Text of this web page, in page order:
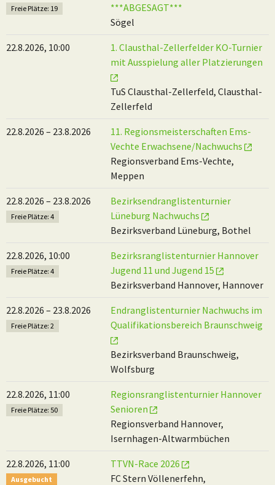
Freie Plätze: 19
***ABGESAGT***
Sögel
22.8.2026, 10:00
1. Clausthal-Zellerfelder KO-Turnier
mit Ausspielung aller Platzierungen
TuS Clausthal-Zellerfeld, Clausthal-
Zellerfeld
22.8.2026 – 23.8.2026
11. Regionsmeisterschaften Ems-
Vechte Erwachsene/Nachwuchs
Regionsverband Ems-Vechte,
Meppen
22.8.2026 – 23.8.2026
Freie Plätze: 4
Bezirksendranglistenturnier
Lüneburg Nachwuchs
Bezirksverband Lüneburg, Bothel
22.8.2026, 10:00
Freie Plätze: 4
Bezirksranglistenturnier Hannover
Jugend 11 und Jugend 15
Bezirksverband Hannover, Hannover
22.8.2026 – 23.8.2026
Freie Plätze: 2
Endranglistenturnier Nachwuchs im
Qualifikationsbereich Braunschweig
Bezirksverband Braunschweig,
Wolfsburg
22.8.2026, 11:00
Freie Plätze: 50
Regionsranglistenturnier Hannover
Senioren
Regionsverband Hannover,
Isernhagen-Altwarmbüchen
22.8.2026, 11:00
Ausgebucht
TTVN-Race 2026
FC Stern Völlenerfehn,